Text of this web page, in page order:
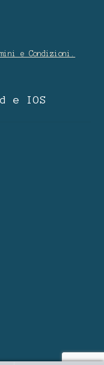
e Condizioni.
e IOS